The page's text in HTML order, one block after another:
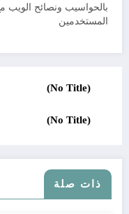
بالحواسيب ونصائح الويب
المستخدمين
(No Title)
(No Title)
ذات صلة